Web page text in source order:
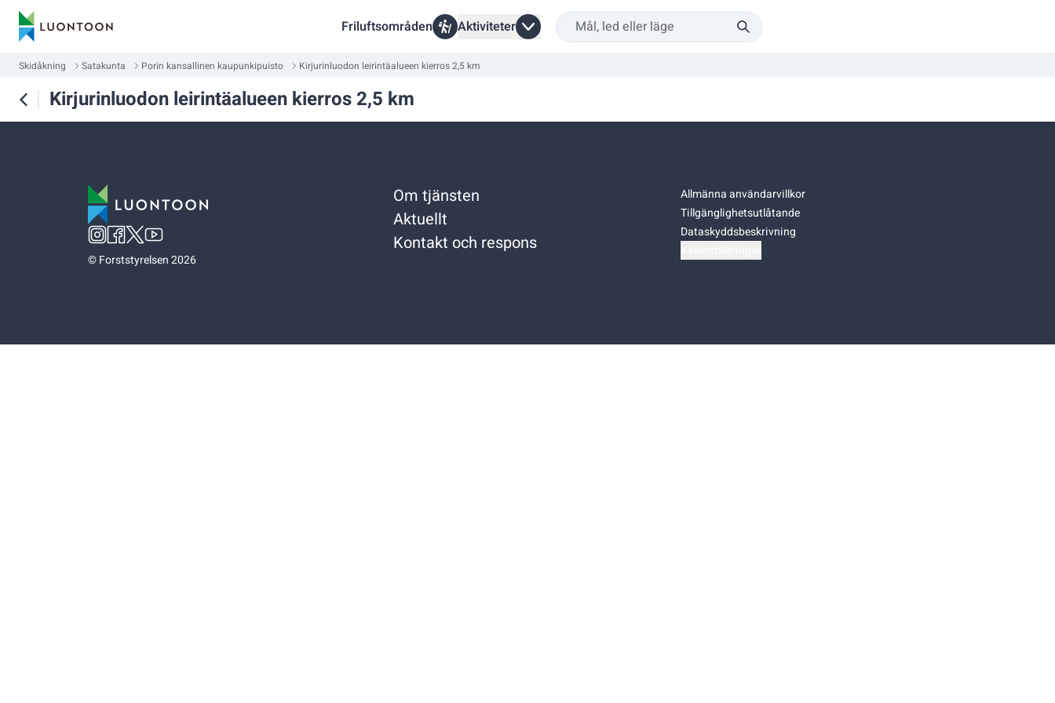
Friluftsområden Aktiviteter
Skidåkning Satakunta Porin kansallinen kaupunkipuisto Kirjurinluodon leirintäalueen kierros 2,5 km
Kirjurinluodon leirintäalueen kierros 2,5 km
©Forststyrelsen 2026
Om tjänsten
Aktuellt
Kontakt och respons
Allmänna användarvillkor
Tillgänglighetsutlåtande
Dataskyddsbeskrivning